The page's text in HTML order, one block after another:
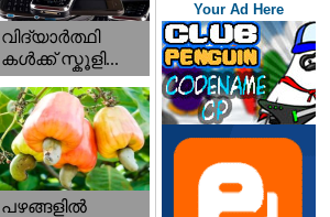
വിദ്യാർത്ഥി
കൾക്ക് സ്കൂളി...
പഴങ്ങളില്‍
Your Ad Here